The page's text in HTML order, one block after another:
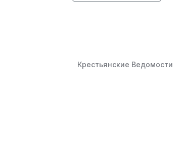
Крестьянские Ведомости